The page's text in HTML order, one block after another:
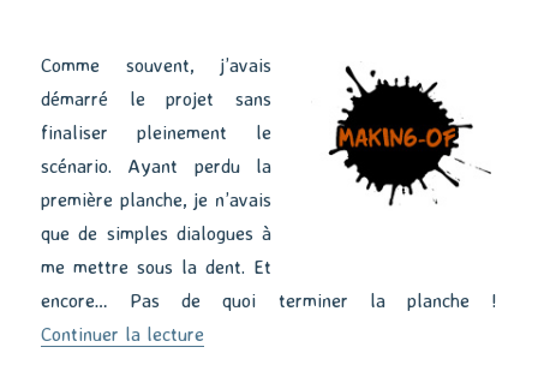
Comme souvent, j’avais
démarré le projet sans
finaliser pleinement le
scénario. Ayant perdu la
première planche, je n’avais
que de simples dialogues à
me mettre sous la dent. Et
encore… Pas de quoi terminer la planche !
Continuer la lecture